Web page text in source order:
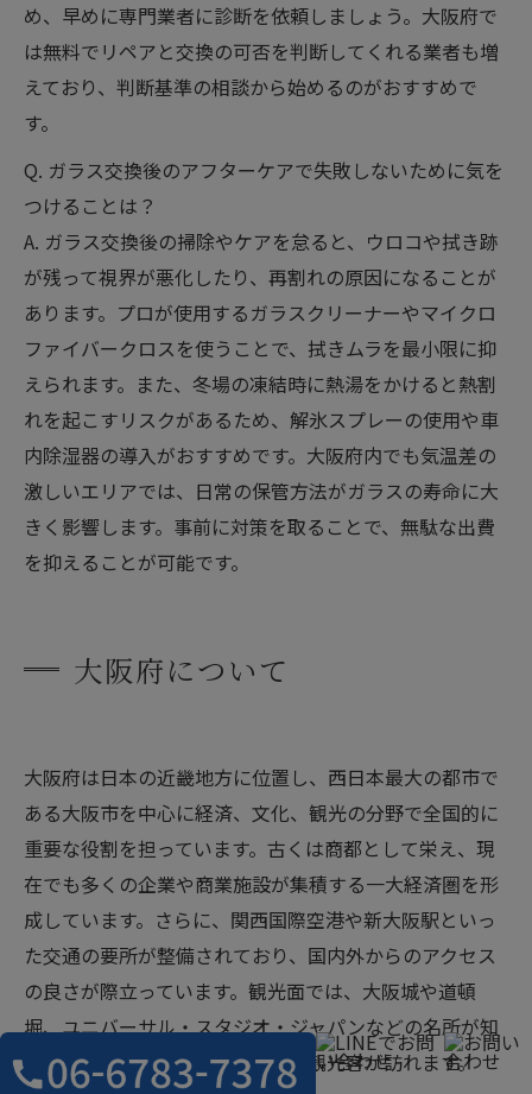
め、早めに専門業者に診断を依頼しましょう。大阪府で
は無料でリペアと交換の可否を判断してくれる業者も増
えており、判断基準の相談から始めるのがおすすめで
す。
Q. ガラス交換後のアフターケアで失敗しないために気を
つけることは？
A. ガラス交換後の掃除やケアを怠ると、ウロコや拭き跡
が残って視界が悪化したり、再割れの原因になることが
あります。プロが使用するガラスクリーナーやマイクロ
ファイバークロスを使うことで、拭きムラを最小限に抑
えられます。また、冬場の凍結時に熱湯をかけると熱割
れを起こすリスクがあるため、解氷スプレーの使用や車
内除湿器の導入がおすすめです。大阪府内でも気温差の
激しいエリアでは、日常の保管方法がガラスの寿命に大
きく影響します。事前に対策を取ることで、無駄な出費
を抑えることが可能です。
大阪府について
大阪府は日本の近畿地方に位置し、西日本最大の都市で
ある大阪市を中心に経済、文化、観光の分野で全国的に
重要な役割を担っています。古くは商都として栄え、現
在でも多くの企業や商業施設が集積する一大経済圏を形
成しています。さらに、関西国際空港や新大阪駅といっ
た交通の要所が整備されており、国内外からのアクセス
の良さが際立っています。観光面では、大阪城や道頓
堀、ユニバーサル・スタジオ・ジャパンなどの名所が知
られており、年間を通じて多くの観光客が訪れます。